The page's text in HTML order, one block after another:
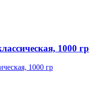
1000 гр